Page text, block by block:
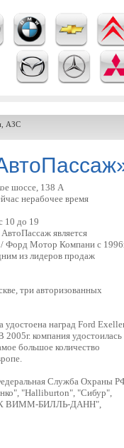
АЗС
шоссе, 138 А
нерабочее время
10 до 19
является
Форд Мотор Компани с
из лидеров продаж
три авторизованных
наград Ford
компания удостоилась
большое количество
Служба Охраны
"Halliburton", "Сибур",
ВИММ-БИЛЛЬ-ДАНН",